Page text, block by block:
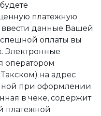
платежную
ввести данные Вашей
оплаты вы
Электронные
оператором
на адрес
при оформлении
в чеке, содержит
платежной